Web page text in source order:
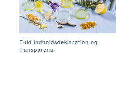
Fuld indholdsdeklaration og
transparens